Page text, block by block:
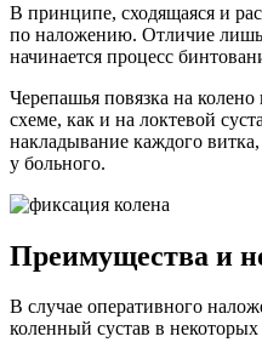
В принципе, сходящаяся и
по наложению. Отличие лишь
начинается процесс
Черепашья повязка на
схеме, как и на локтевой
накладывание каждого
у больного.
Преимущества и
В случае оперативного
коленный сустав в